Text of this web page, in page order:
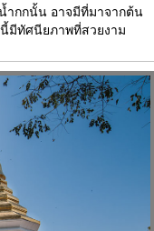
ำกกนั้น อาจมีที่มาจากต้น
มีทัศนียภาพที่สวยงาม